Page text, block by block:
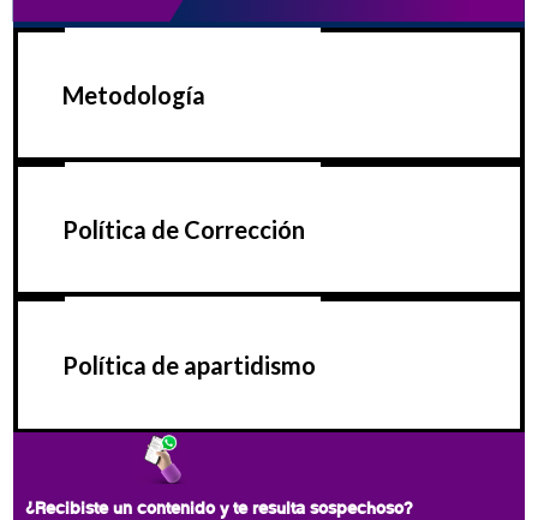
Metodología
Política de Corrección
Política de apartidismo
¿Recibiste un contenido y te resulta sospechoso?